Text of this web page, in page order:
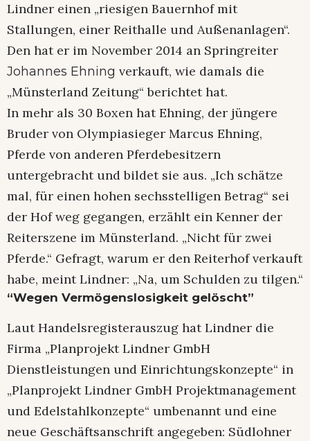
Lindner einen „riesigen Bauernhof mit
Stallungen, einer Reithalle und Außenanlagen“.
Den hat er im November 2014 an Springreiter
Johannes Ehning verkauft, wie damals die
„Münsterland Zeitung“ berichtet hat.
In mehr als 30 Boxen hat Ehning, der jüngere
Bruder von Olympiasieger Marcus Ehning,
Pferde von anderen Pferdebesitzern
untergebracht und bildet sie aus. „Ich schätze
mal, für einen hohen sechsstelligen Betrag“ sei
der Hof weg gegangen, erzählt ein Kenner der
Reiterszene im Münsterland. „Nicht für zwei
Pferde.“ Gefragt, warum er den Reiterhof verkauft
habe, meint Lindner: „Na, um Schulden zu tilgen.“
“Wegen Vermögenslosigkeit gelöscht”
Laut Handelsregisterauszug hat Lindner die
Firma „Planprojekt Lindner GmbH
Dienstleistungen und Einrichtungskonzepte“ in
„Planprojekt Lindner GmbH Projektmanagement
und Edelstahlkonzepte“ umbenannt und eine
neue Geschäftsanschrift angegeben: Südlohner